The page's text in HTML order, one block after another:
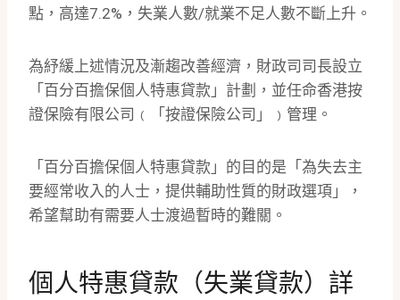
點，高達7.2%，失業人數/就業不足人數不斷上升。
為紓緩上述情況及漸趨改善經濟，財政司司長設立
「百分百擔保個人特惠貸款」計劃，並任命香港按
證保險有限公司﹙「按證保險公司」﹚管理。
「百分百擔保個人特惠貸款」的目的是「為失去主
要經常收入的人士，提供輔助性質的財政選項」，
希望幫助有需要人士渡過暫時的難關。
個人特惠貸款（失業貸款）詳